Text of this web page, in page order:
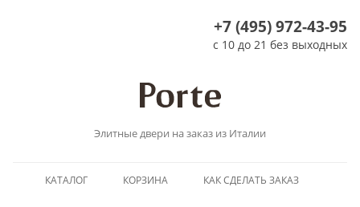
+7 (495) 972-43-95
с 10 до 21 без выходных
Элитные двери на заказ из Италии
КАТАЛОГ КОРЗИНА КАК СДЕЛАТЬ ЗАКАЗ